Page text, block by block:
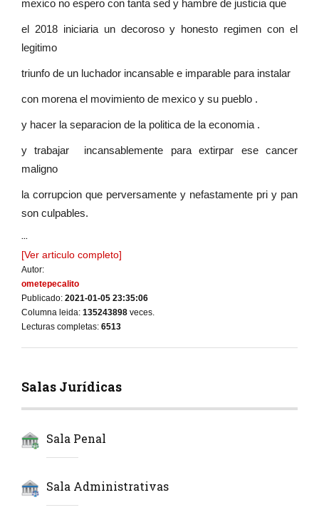
mexico no espero con tanta sed y hambre de justicia que
el 2018 iniciaria un decoroso y honesto regimen con el
legitimo
triunfo de un luchador incansable e imparable para instalar
con morena el movimiento de mexico y su pueblo .
y hacer la separacion de la politica de la economia .
y trabajar incansablemente para extirpar ese cancer
maligno
la corrupcion que perversamente y nefastamente pri y pan
son culpables.
...
[Ver articulo completo]
Autor:
ometepecalito
Publicado: 2021-01-05 23:35:06
Columna leida: 135243898 veces.
Lecturas completas: 6513
Salas Jurídicas
Sala Penal
Sala Administrativas